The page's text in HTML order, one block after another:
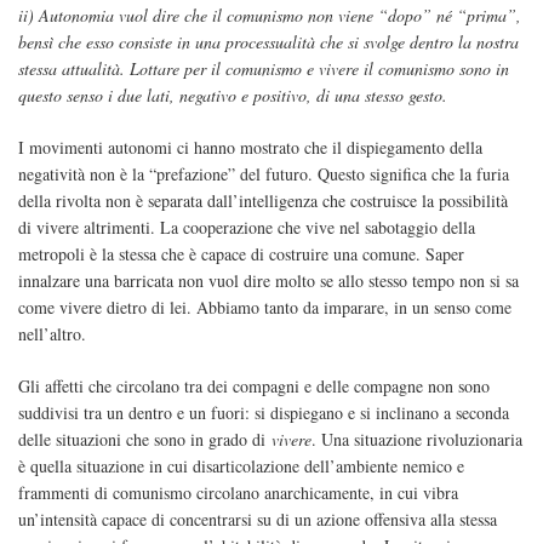
ii) Autonomia vuol dire che il comunismo non viene “dopo” né “prima”,
bensì che esso consiste in una processualità che si svolge dentro la nostra
stessa attualità. Lottare per il comunismo e vivere il comunismo sono in
questo senso i due lati, negativo e positivo, di una stesso gesto.
I movimenti autonomi ci hanno mostrato che il dispiegamento della
negatività non è la “prefazione” del futuro. Questo significa che la furia
della rivolta non è separata dall’intelligenza che costruisce la possibilità
di vivere altrimenti. La cooperazione che vive nel sabotaggio della
metropoli è la stessa che è capace di costruire una comune. Saper
innalzare una barricata non vuol dire molto se allo stesso tempo non si sa
come vivere dietro di lei. Abbiamo tanto da imparare, in un senso come
nell’altro.
Gli affetti che circolano tra dei compagni e delle compagne non sono
suddivisi tra un dentro e un fuori: si dispiegano e si inclinano a seconda
delle situazioni che sono in grado di vivere. Una situazione rivoluzionaria
è quella situazione in cui disarticolazione dell’ambiente nemico e
frammenti di comunismo circolano anarchicamente, in cui vibra
un’intensità capace di concentrarsi su di un azione offensiva alla stessa